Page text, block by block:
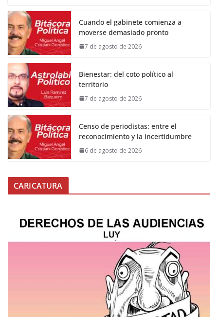
Cuando el gabinete comienza a
moverse demasiado pronto
7 de agosto de 2026
Bienestar: del coto político al
territorio
7 de agosto de 2026
Censo de periodistas: entre el
reconocimiento y la incertidumbre
6 de agosto de 2026
CARICATURA